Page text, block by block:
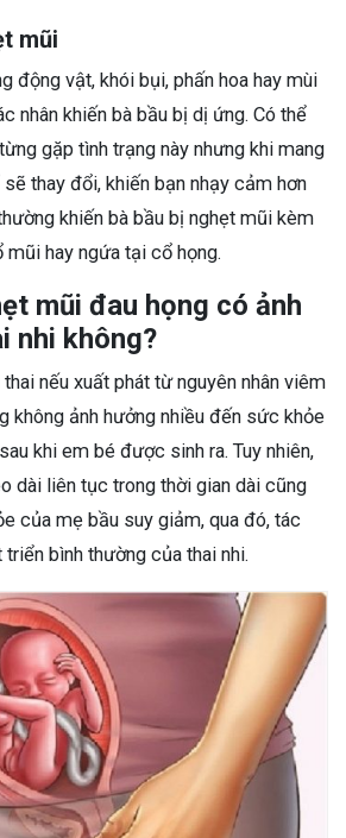
mũi
động vật, khói bụi, phấn hoa hay mùi
nhân khiến bà bầu bị dị ứng. Có thể
gặp tình trạng này nhưng khi mang
thay đổi, khiến bạn nhạy cảm hơn
khiến bà bầu bị nghẹt mũi kèm
mũi hay ngứa tại cổ họng.
mũi đau họng có ảnh
nhi không?
nếu xuất phát từ nguyên nhân viêm
không ảnh hưởng nhiều đến sức khỏe
khi em bé được sinh ra. Tuy nhiên,
dài liên tục trong thời gian dài cũng
của mẹ bầu suy giảm, qua đó, tác
bình thường của thai nhi.